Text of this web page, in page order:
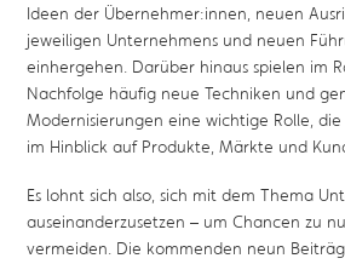
Ideen der Übernehmer:innen, neuen
jeweiligen Unternehmens und neuen
einhergehen. Darüber hinaus spielen im
Nachfolge häufig neue Techniken und
Modernisierungen eine wichtige Rolle,
im Hinblick auf Produkte, Märkte und
Es lohnt sich also, sich mit dem Thema
auseinanderzusetzen – um Chancen zu
vermeiden. Die kommenden neun